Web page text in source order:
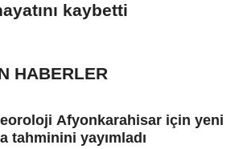
kaybetti
HABERLER
Afyonkarahisar için yeni
tahminini yayımladı